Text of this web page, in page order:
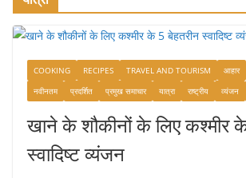
COOKING RECIPES TRAVEL AND TOURISM आहार
नवीनतम
प्रदर्शित प्रमुख समाचार यात्रा राष्ट्रीय व्यंजन
खाने के शौकीनों के लिए कश्मीर
स्वादिष्ट व्यंजन